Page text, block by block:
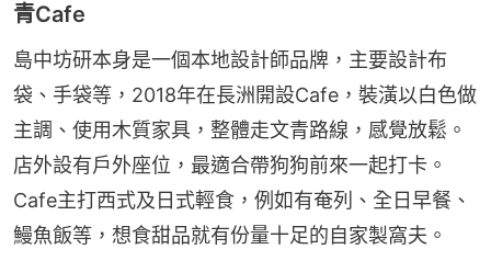
青Cafe
島中坊研本身是一個本地設計師品牌，主要設計布
袋、手袋等，2018年在長洲開設Cafe，裝潢以白色做
主調、使用木質家具，整體走文青路線，感覺放鬆。
店外設有戶外座位，最適合帶狗狗前來一起打卡。
Cafe主打西式及日式輕食，例如有奄列、全日早餐、
鰻魚飯等，想食甜品就有份量十足的自家製窩夫。